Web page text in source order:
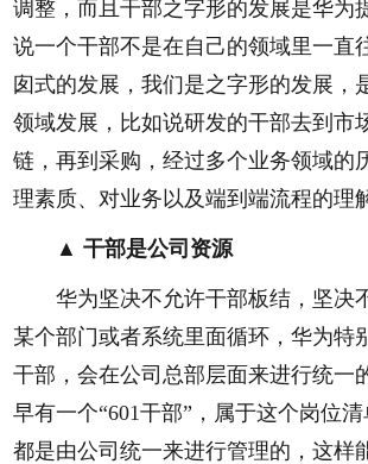
调整，而且干部之字形的发展是华为
说一个干部不是在自己的领域里一直
囱式的发展，我们是之字形的发展，
领域发展，比如说研发的干部去到市
链，再到采购，经过多个业务领域的
理素质、对业务以及端到端流程的理
▲ 干部是公司资源
华为坚决不允许干部板结，坚决
某个部门或者系统里面循环，华为特
干部，会在公司总部层面来进行统一
早有一个“601干部”，属于这个岗位清
都是由公司统一来进行管理的，这样